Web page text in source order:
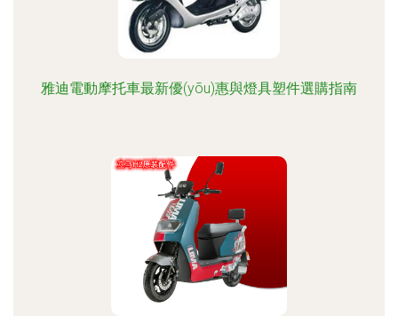
雅迪電動摩托車最新優(yōu)惠與燈具塑件選購指南